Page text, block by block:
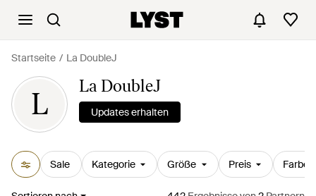
Startseite La DoubleJ
L
La DoubleJ
Updates erhalten
Sale Kategorie Größe Preis Farbe